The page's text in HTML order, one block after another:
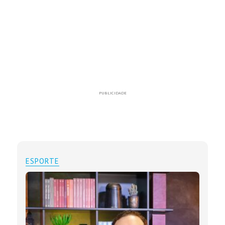
PUBLICIDADE
ESPORTE